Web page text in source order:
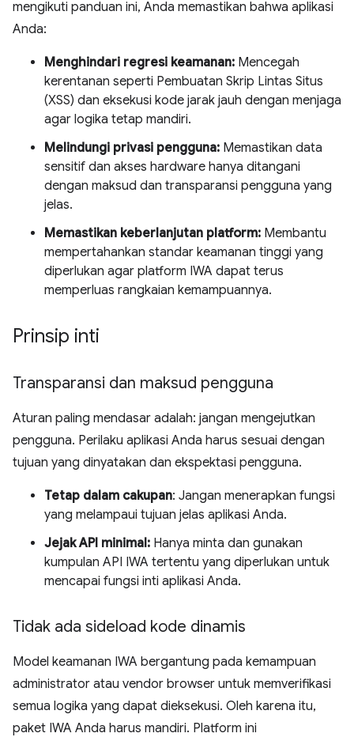
mengikuti panduan ini, Anda memastikan bahwa aplikasi
Anda:
Menghindari regresi keamanan: Mencegah
kerentanan seperti Pembuatan Skrip Lintas Situs
(XSS) dan eksekusi kode jarak jauh dengan menjaga
agar logika tetap mandiri.
Melindungi privasi pengguna: Memastikan data
sensitif dan akses hardware hanya ditangani
dengan maksud dan transparansi pengguna yang
jelas.
Memastikan keberlanjutan platform: Membantu
mempertahankan standar keamanan tinggi yang
diperlukan agar platform IWA dapat terus
memperluas rangkaian kemampuannya.
Prinsip inti
Transparansi dan maksud pengguna
Aturan paling mendasar adalah: jangan mengejutkan
pengguna. Perilaku aplikasi Anda harus sesuai dengan
tujuan yang dinyatakan dan ekspektasi pengguna.
Tetap dalam cakupan: Jangan menerapkan fungsi
yang melampaui tujuan jelas aplikasi Anda.
Jejak API minimal: Hanya minta dan gunakan
kumpulan API IWA tertentu yang diperlukan untuk
mencapai fungsi inti aplikasi Anda.
Tidak ada sideload kode dinamis
Model keamanan IWA bergantung pada kemampuan
administrator atau vendor browser untuk memverifikasi
semua logika yang dapat dieksekusi. Oleh karena itu,
paket IWA Anda harus mandiri. Platform ini